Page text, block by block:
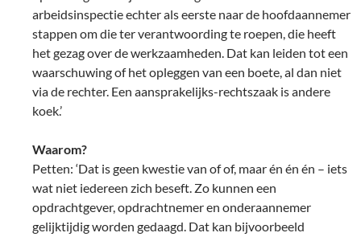
arbeidsinspectie echter als eerste naar de hoofdaannemer
stappen om die ter verantwoording te roepen, die heeft
het gezag over de werkzaamheden. Dat kan leiden tot een
waarschuwing of het opleggen van een boete, al dan niet
via de rechter. Een aansprakelijks-rechtszaak is andere
koek.’
Waarom?
Petten: ‘Dat is geen kwestie van of of, maar én én én – iets
wat niet iedereen zich beseft. Zo kunnen een
opdrachtgever, opdrachtnemer en onderaannemer
gelijktijdig worden gedaagd. Dat kan bijvoorbeeld